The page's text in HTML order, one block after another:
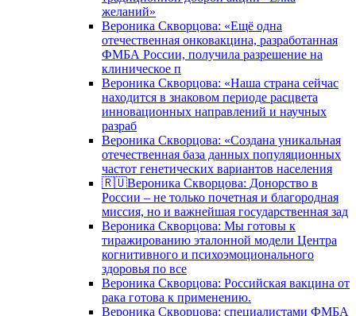
желаний»
Вероника Скворцова: «Ещё одна
отечественная онковакцина, разработанная
ФМБА России, получила разрешение на
клиническое п
Вероника Скворцова: «Наша страна сейчас
находится в знаковом периоде расцвета
инновационных направлений и научных
разраб
Вероника Скворцова: «Создана уникальная
отечественная база данных популяционных
частот генетических вариантов населения
🇷🇺Вероника Скворцова: Донорство в
России – не только почетная и благородная
миссия, но и важнейшая государственная зад
Вероника Скворцова: Мы готовы к
тиражированию эталонной модели Центра
когнитивного и психоэмоционального
здоровья по все
Вероника Скворцова: Российская вакцина от
рака готова к применению.
Вероника Скворцова: специалистами ФМБА